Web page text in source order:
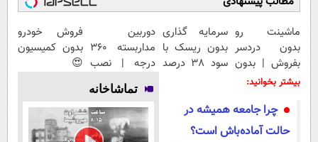
ماشینت رو
بدون دردسر
بفروش | بدون
کمسیون 😍
سرمایه گذاری
بدون ریسک با
سود 38 درصد
دوربین
مداربسته 360
درجه | نصب
آسان و راحت
فروش خودرو
بدون کمیسیون
😍
بیشتر بخوانید:
چرا جامعه همیشه در
حالت آماده‌باش است؟
تماشاخانه